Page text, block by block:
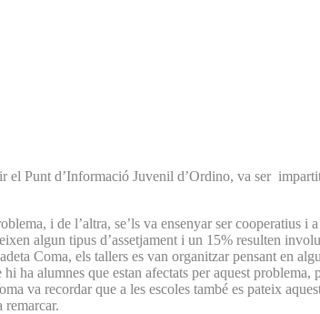
Punt d’Informació Juvenil d’Ordino, va ser
i de l’altra, se’ls va ensenyar ser cooperatius
algun tipus d’assetjament i un 15% resulten
Coma, els tallers es van organitzar pensant en
ha alumnes que estan afectats per aquest problema,
va recordar que a les escoles també es pateix
remarcar.